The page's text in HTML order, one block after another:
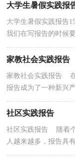
大学生暑假实践报
大学生暑假实践报告
我们在写报告的时候
吗？以下是小编收集
家教社会实践报告
家教社会实践报告 在
报告成为了一种新兴
社区实践报告
社区实践报告 随着
人越来越多，报告具
莫展吗？以下是小编